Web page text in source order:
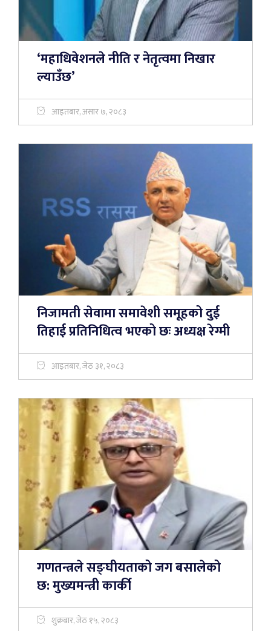
‘महाधिवेशनले नीति र नेतृत्वमा निखार
ल्याउँछ’
आइतबार, असार ७, २०८३
निजामती सेवामा समावेशी समूहको दुई
तिहाई प्रतिनिधित्व भएको छः अध्यक्ष रेग्मी
आइतबार, जेठ ३१, २०८३
गणतन्त्रले सङ्घीयताको जग बसालेको
छ: मुख्यमन्त्री कार्की
शुक्रबार, जेठ १५, २०८३